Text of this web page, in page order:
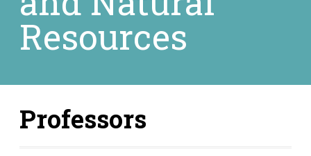
Professors